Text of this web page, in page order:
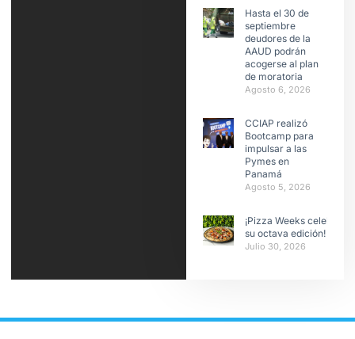
Hasta el 30 de
septiembre
deudores de la
AAUD podrán
acogerse al plan
de moratoria
Agosto 6, 2026
CCIAP realizó
Bootcamp para
impulsar a las
Pymes en
Panamá
Agosto 5, 2026
¡Pizza Weeks celebra
su octava edición!
Julio 30, 2026